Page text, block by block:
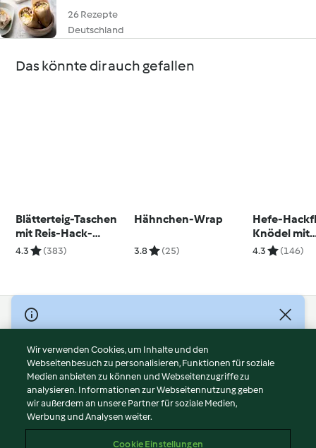
26 Rezepte
Deutschland
Das könnte dir auch gefallen
Blätterteig-Taschen
mit Reis-Hack-
Füllung (Ouzi)
4.3 (383)
Hähnchen-Wrap
3.8 (25)
Hefe-
Knödel mit
Käsesauce
4.3 (146)
© Copyright 2026
Nutzungsbedingungen
Datenschutzrichtlinien
Disclaimer
Impressum
Cookies
Wir verwenden Cookies, um Inhalte und den
Webseitenbesuch zu personalisieren, Funktionen für soziale
Medien anbieten zu können und Webseitenzugriffe zu
analysieren. Informationen zur Webseitennutzung geben
wir außerdem an unsere Partner für soziale Medien,
Werbung und Analysen weiter.
Cookie Einstellungen